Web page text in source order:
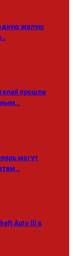
жилую
прошли
могут
Auto III в